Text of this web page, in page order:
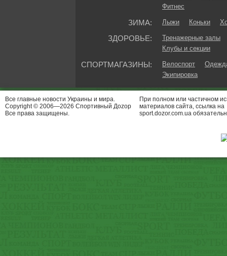
Фитнес
ЗИМА: Лыжи Коньки
ЗДОРОВЬЕ:
Тренажерные залы
Клубы и секции
СПОРТМАГАЗИНЫ: Велоспорт
Экипировка
Все главные новости Украины и мира.
Copyright © 2006—2026 Спортивный Доzор
Все права защищены.
При полном или частичном
материалов сайта, ссылка на
sport.dozor.com.ua